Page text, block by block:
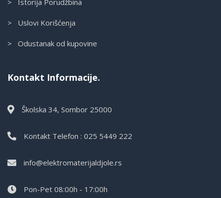
> Istorija Porudžbina
> Uslovi Korišćenja
> Odustanak od kupovine
Kontakt Informacije.
Školska 34, Sombor 25000
Kontakt Telefon : 025 5449 222
info@elektromaterijaldjole.rs
Pon-Pet 08:00h - 17:00h